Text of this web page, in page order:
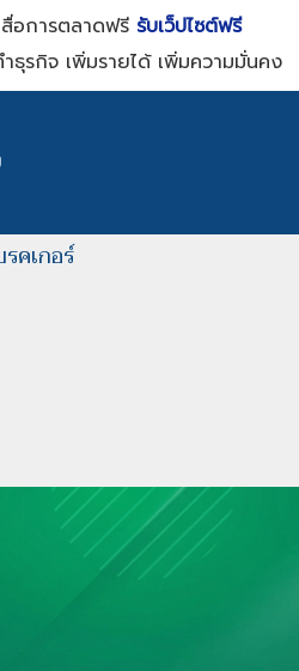
อการตลาดฟรี รับเว็ปไซต์ฟรี
รกิจ เพิ่มรายได้ เพิ่มความมั่นคง
คเกอร์